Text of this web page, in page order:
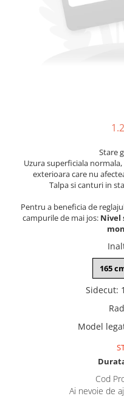
Stare
Uzura superficiala
exterioara care nu
Talpa si canturi in
Pentru a beneficia de
campurile de mai jos: Nivel
165
Sidecut:
Model
Cod
Ai nevoie de